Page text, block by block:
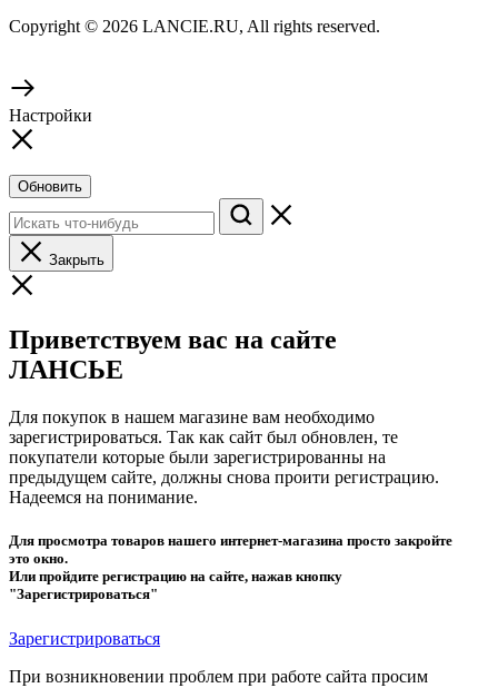
Copyright © 2026 LANCIE.RU, All rights reserved.
Настройки
Обновить
Закрыть
Приветствуем вас на сайте
ЛАНСЬЕ
Для покупок в нашем магазине вам необходимо
зарегистрироваться. Так как сайт был обновлен, те
покупатели которые были зарегистрированны на
предыдущем сайте, должны снова проити регистрацию.
Надеемся на понимание.
Для просмотра товаров нашего интернет-магазина просто закройте
это окно.
Или пройдите регистрацию на сайте, нажав кнопку
"Зарегистрироваться"
Зарегистрироваться
При возникновении проблем при работе сайта просим